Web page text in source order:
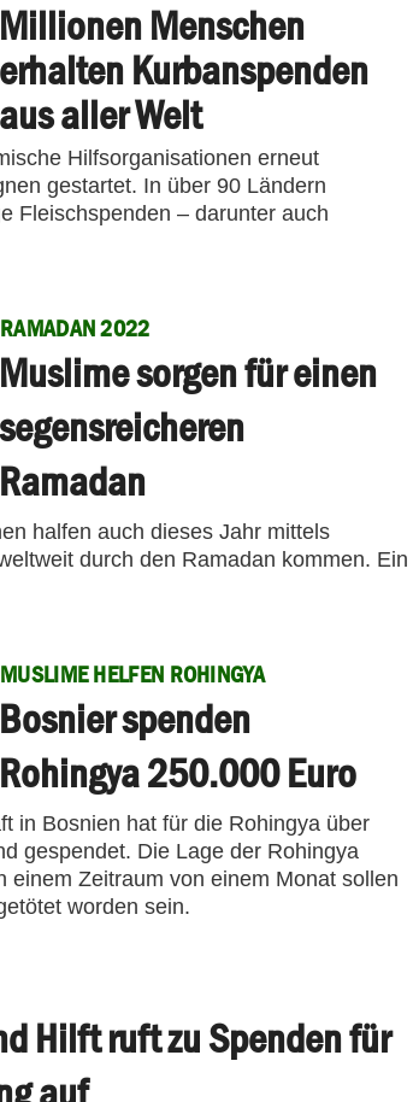
Millionen Menschen
erhalten Kurbanspenden
aus aller Welt
Hilfsorganisationen erneut
gestartet. In über 90 Ländern
Fleischspenden – darunter auch
RAMADAN 2022
Muslime sorgen für einen
segensreicheren
Ramadan
halfen auch dieses Jahr mittels
durch den Ramadan kommen. Ein
MUSLIME HELFEN ROHINGYA
Bosnier spenden
Rohingya 250.000 Euro
in Bosnien hat für die Rohingya über
gespendet. Die Lage der Rohingya
einem Zeitraum von einem Monat sollen
worden sein.
Hilft ruft zu Spenden für
auf